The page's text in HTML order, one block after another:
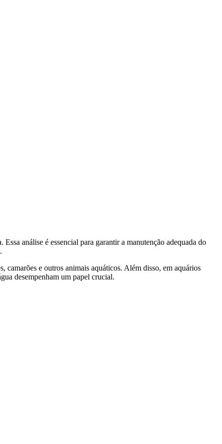
análise é essencial para garantir a manutenção adequada do
e outros animais aquáticos. Além disso, em aquários
desempenham um papel crucial.